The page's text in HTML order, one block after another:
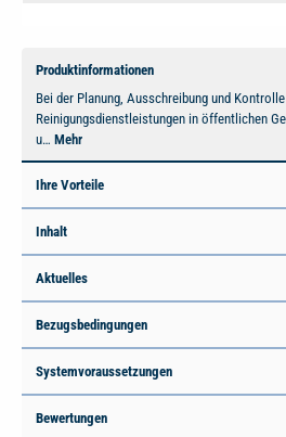
Produktinformationen
Bei der Planung, Ausschreibung und
Reinigungsdienstleistungen in öffentlichen
u… Mehr
Ihre Vorteile
Inhalt
Aktuelles
Bezugsbedingungen
Systemvoraussetzungen
Bewertungen